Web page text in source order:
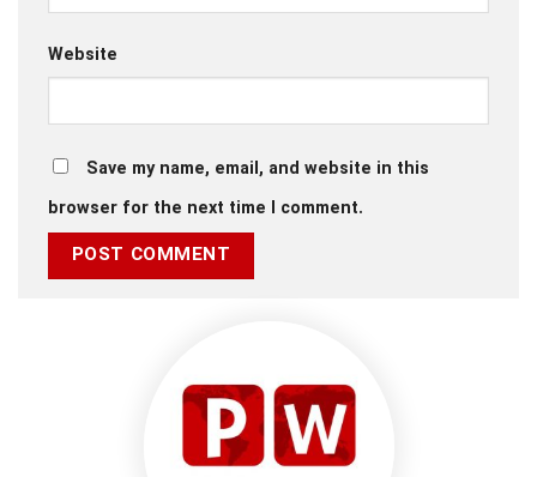
Website
Save my name, email, and website in this
browser for the next time I comment.